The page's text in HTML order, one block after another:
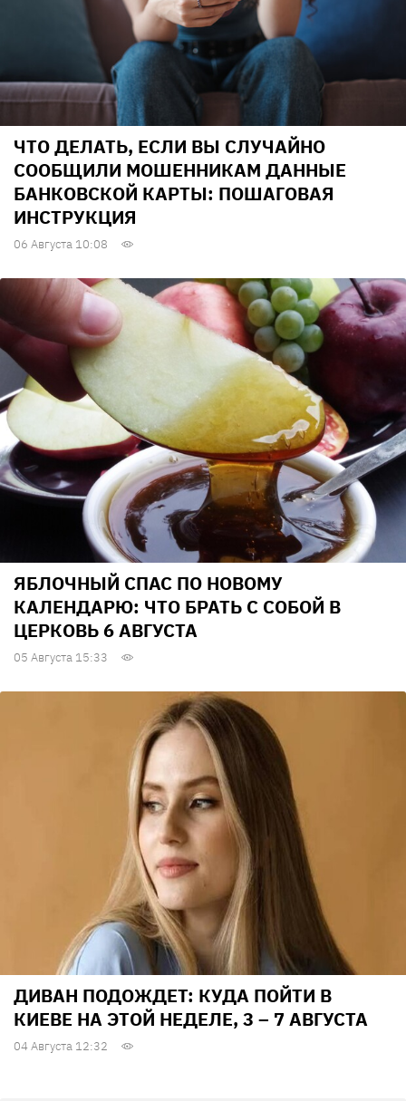
ЧТО ДЕЛАТЬ, ЕСЛИ ВЫ СЛУЧАЙНО
СООБЩИЛИ МОШЕННИКАМ ДАННЫЕ
БАНКОВСКОЙ КАРТЫ: ПОШАГОВАЯ
ИНСТРУКЦИЯ
06 Августа 10:08
ЯБЛОЧНЫЙ СПАС ПО НОВОМУ
КАЛЕНДАРЮ: ЧТО БРАТЬ С СОБОЙ В
ЦЕРКОВЬ 6 АВГУСТА
05 Августа 15:33
ДИВАН ПОДОЖДЕТ: КУДА ПОЙТИ В
КИЕВЕ НА ЭТОЙ НЕДЕЛЕ, 3 – 7 АВГУСТА
04 Августа 12:32